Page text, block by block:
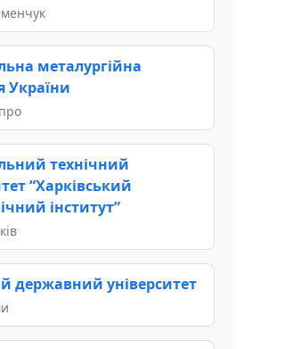
металургійна
України
технічний
“Харківський
інститут”
державний університет